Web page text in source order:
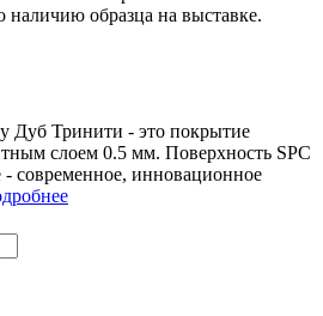
наличию образца на выставке.
Дуб Тринити - это покрытие
слоем 0.5 мм. Поверхность SPC
- современное, инновационное